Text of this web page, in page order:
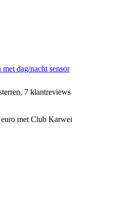
dag/nacht sensor
7 klantreviews
met Club Karwei